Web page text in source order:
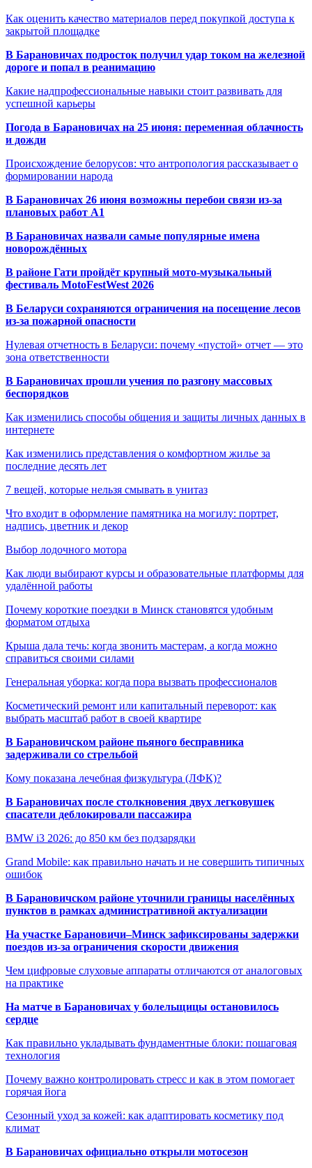
Как оценить качество материалов перед покупкой доступа к
закрытой площадке
В Барановичах подросток получил удар током на железной
дороге и попал в реанимацию
Какие надпрофессиональные навыки стоит развивать для
успешной карьеры
Погода в Барановичах на 25 июня: переменная облачность
и дожди
Происхождение белорусов: что антропология рассказывает о
формировании народа
В Барановичах 26 июня возможны перебои связи из-за
плановых работ A1
В Барановичах назвали самые популярные имена
новорождённых
В районе Гати пройдёт крупный мото-музыкальный
фестиваль MotoFestWest 2026
В Беларуси сохраняются ограничения на посещение лесов
из-за пожарной опасности
Нулевая отчетность в Беларуси: почему «пустой» отчет — это
зона ответственности
В Барановичах прошли учения по разгону массовых
беспорядков
Как изменились способы общения и защиты личных данных в
интернете
Как изменились представления о комфортном жилье за
последние десять лет
7 вещей, которые нельзя смывать в унитаз
Что входит в оформление памятника на могилу: портрет,
надпись, цветник и декор
Выбор лодочного мотора
Как люди выбирают курсы и образовательные платформы для
удалённой работы
Почему короткие поездки в Минск становятся удобным
форматом отдыха
Крыша дала течь: когда звонить мастерам, а когда можно
справиться своими силами
Генеральная уборка: когда пора вызвать профессионалов
Косметический ремонт или капитальный переворот: как
выбрать масштаб работ в своей квартире
В Барановичском районе пьяного бесправника
задерживали со стрельбой
Кому показана лечебная физкультура (ЛФК)?
В Барановичах после столкновения двух легковушек
спасатели деблокировали пассажира
BMW i3 2026: до 850 км без подзарядки
Grand Mobile: как правильно начать и не совершить типичных
ошибок
В Барановичском районе уточнили границы населённых
пунктов в рамках административной актуализации
На участке Барановичи–Минск зафиксированы задержки
поездов из-за ограничения скорости движения
Чем цифровые слуховые аппараты отличаются от аналоговых
на практике
На матче в Барановичах у болельщицы остановилось
сердце
Как правильно укладывать фундаментные блоки: пошаговая
технология
Почему важно контролировать стресс и как в этом помогает
горячая йога
Сезонный уход за кожей: как адаптировать косметику под
климат
В Барановичах официально открыли мотосезон